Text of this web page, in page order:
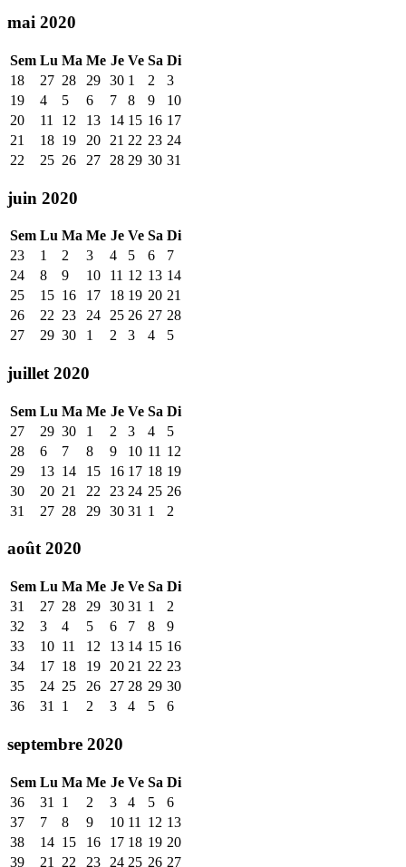
mai 2020
Sem Lu Ma Me Je Ve Sa Di
18
27 28 29 30 1 2
3
19
4 5 6 7 8 9
10
20
11 12 13 14 15 16 17
21
18 19 20 21 22 23 24
22
25 26 27 28 29 30 31
juin 2020
Sem Lu Ma Me Je Ve Sa Di
23
1 2 3 4 5 6
7
24
8 9 10 11 12 13 14
25
15 16 17 18 19 20 21
26
22 23 24 25 26 27 28
27
29 30 1 2 3 4 5
juillet 2020
Sem Lu Ma Me Je Ve Sa Di
27
29 30 1 2 3 4
5
28
6 7 8 9 10 11 12
29
13 14 15 16 17 18 19
30
20 21 22 23 24 25 26
31
27 28 29 30 31 1 2
août 2020
Sem Lu Ma Me Je Ve Sa Di
31
27 28 29 30 31 1
2
32
3 4 5 6 7 8
9
33
10 11 12 13 14 15 16
34
17 18 19 20 21 22 23
35
24 25 26 27 28 29 30
36
31 1 2 3 4 5 6
septembre 2020
Sem Lu Ma Me Je Ve Sa Di
36
31 1 2 3 4 5
6
37
7 8 9 10 11 12 13
38
14 15 16 17 18 19 20
39
21 22 23 24 25 26 27